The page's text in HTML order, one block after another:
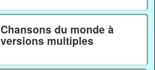
Chansons du monde à
versions multiples